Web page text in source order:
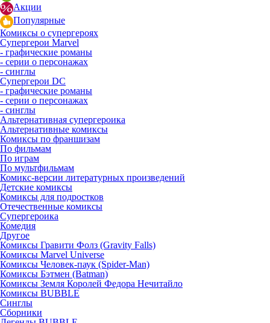
Акции
Популярные
Комиксы о супергероях
Супергерои Marvel
- графические романы
- серии о персонажах
- синглы
Супергерои DC
- графические романы
- серии о персонажах
- синглы
Альтернативная супергероика
Альтернативные комиксы
Комиксы по франшизам
По фильмам
По играм
По мультфильмам
Комикс-версии литературных произведений
Детские комиксы
Комиксы для подростков
Отечественные комиксы
Супергероика
Комедия
Другое
Комиксы Гравити Фолз (Gravity Falls)
Комиксы Marvel Universe
Комиксы Человек-паук (Spider-Man)
Комиксы Бэтмен (Batman)
Комиксы Земля Королей Федора Нечитайло
Комиксы BUBBLE
Синглы
Сборники